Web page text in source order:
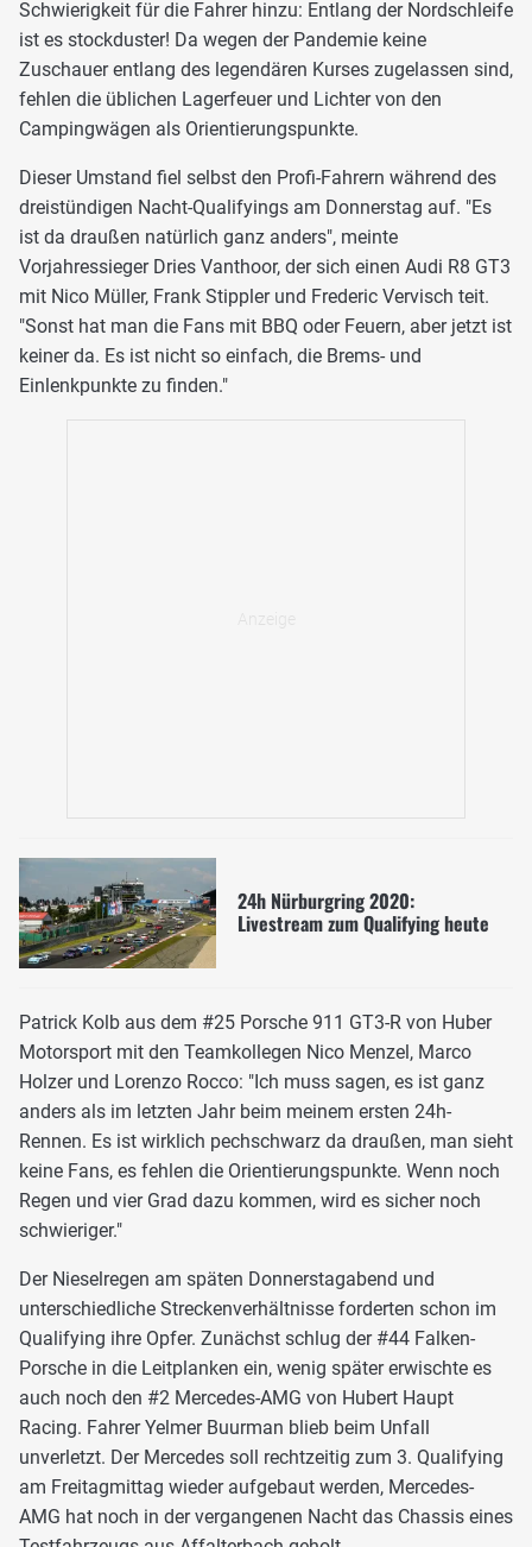
Schwierigkeit für die Fahrer hinzu: Entlang der Nordschleife
ist es stockduster! Da wegen der Pandemie keine
Zuschauer entlang des legendären Kurses zugelassen sind,
fehlen die üblichen Lagerfeuer und Lichter von den
Campingwägen als Orientierungspunkte.
Dieser Umstand fiel selbst den Profi-Fahrern während des
dreistündigen Nacht-Qualifyings am Donnerstag auf. "Es
ist da draußen natürlich ganz anders", meinte
Vorjahressieger Dries Vanthoor, der sich einen Audi R8 GT3
mit Nico Müller, Frank Stippler und Frederic Vervisch teit.
"Sonst hat man die Fans mit BBQ oder Feuern, aber jetzt ist
keiner da. Es ist nicht so einfach, die Brems- und
Einlenkpunkte zu finden."
24h Nürburgring 2020:
Livestream zum Qualifying heute
Patrick Kolb aus dem #25 Porsche 911 GT3-R von Huber
Motorsport mit den Teamkollegen Nico Menzel, Marco
Holzer und Lorenzo Rocco: "Ich muss sagen, es ist ganz
anders als im letzten Jahr beim meinem ersten 24h-
Rennen. Es ist wirklich pechschwarz da draußen, man sieht
keine Fans, es fehlen die Orientierungspunkte. Wenn noch
Regen und vier Grad dazu kommen, wird es sicher noch
schwieriger."
Der Nieselregen am späten Donnerstagabend und
unterschiedliche Streckenverhältnisse forderten schon im
Qualifying ihre Opfer. Zunächst schlug der #44 Falken-
Porsche in die Leitplanken ein, wenig später erwischte es
auch noch den #2 Mercedes-AMG von Hubert Haupt
Racing. Fahrer Yelmer Buurman blieb beim Unfall
unverletzt. Der Mercedes soll rechtzeitig zum 3. Qualifying
am Freitagmittag wieder aufgebaut werden, Mercedes-
AMG hat noch in der vergangenen Nacht das Chassis eines